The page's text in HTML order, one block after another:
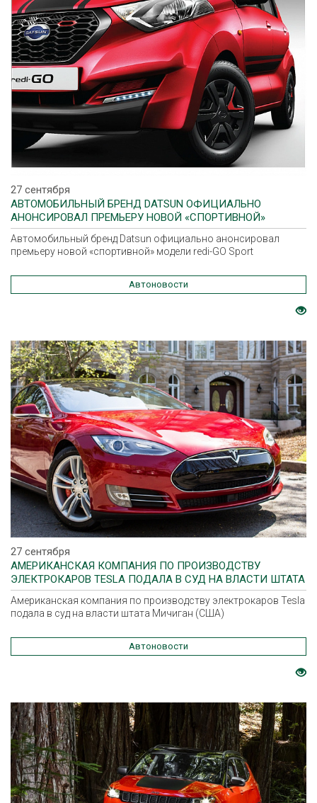
27 сентября
АВТОМОБИЛЬНЫЙ БРЕНД DATSUN ОФИЦИАЛЬНО
АНОНСИРОВАЛ ПРЕМЬЕРУ НОВОЙ «СПОРТИВНОЙ»
МОДЕЛИ REDI-GO SPORT
Автомобильный бренд Datsun официально анонсировал
премьеру новой «спортивной» модели redi-GO Sport
Автоновости
27 сентября
АМЕРИКАНСКАЯ КОМПАНИЯ ПО ПРОИЗВОДСТВУ
ЭЛЕКТРОКАРОВ TESLA ПОДАЛА В СУД НА ВЛАСТИ ШТАТА
МИЧИГАН (США)
Американская компания по производству электрокаров Tesla
подала в суд на власти штата Мичиган (США)
Автоновости